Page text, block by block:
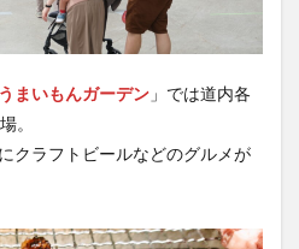
まいもんガーデン 」では道内各
。
クラフトビールなどのグルメが